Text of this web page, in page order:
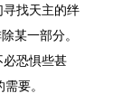
找天主的绊
某一部分。
恐惧些甚
要。